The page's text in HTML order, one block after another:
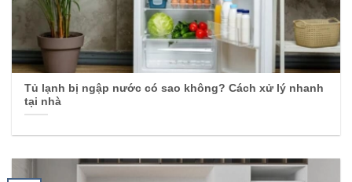
Tủ lạnh bị ngập nước có sao không? Cách xử lý nhanh
tại nhà